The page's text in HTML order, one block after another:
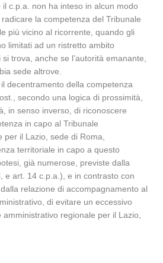
c.p.a. non ha inteso in alcun modo
la competenza del Tribunale
più vicino al ricorrente, quando gli
limitati ad un ristretto ambito
trova, anche se l’autorità emanante,
sede altrove.
decentramento della competenza
secondo una logica di prossimità,
in senso inverso, di riconoscere
in capo al Tribunale
il Lazio, sede di Roma,
territoriale in capo a questo
già numerose, previste dalla
e art. 14 c.p.a.), e in contrasto con
relazione di accompagnamento al
di evitare un eccessivo
regionale per il Lazio,